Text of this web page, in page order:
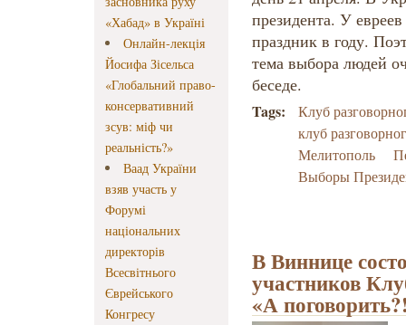
«Хабад» в Україні
Онлайн-лекція
Йосифа Зісельса
«Глобальний право-
консервативний
зсув: міф чи
реальність?»
Ваад України
взяв участь у
Форумі
національних
директорів
Всесвітнього
Єврейського
Конгресу
президента. У
праздник в году.
тема выбора людей
беседе.
Tags:
Клуб
клуб
Мелитополь
Выборы
В Виннице
участников
«А